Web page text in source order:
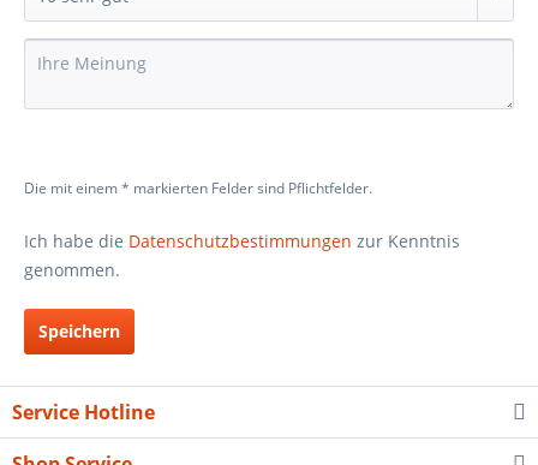
Die mit einem * markierten Felder sind Pflichtfelder.
Ich habe die Datenschutzbestimmungen zur Kenntnis
genommen.
Speichern
Service Hotline